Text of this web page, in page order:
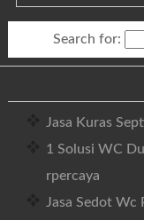
Search for:
Jasa Kuras
1 Solusi WC
rpercaya
Jasa Sedot Wc